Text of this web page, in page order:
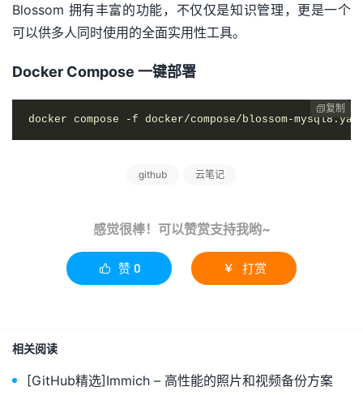
Blossom 拥有丰富的功能，不仅仅是知识管理，更是一个
可以供多人同时使用的全面实用性工具。
Docker Compose 一键部署
复制
docker compose -f docker/compose/blossom-
github 云笔记
感觉很棒！可以赞赏支持我哟~
 赞 0  打赏
相关阅读
[GitHub精选]Immich – 高性能的照片和视频备份方案